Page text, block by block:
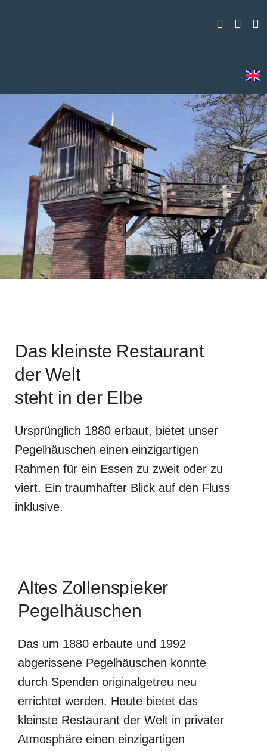
Das kleinste Restaurant
der Welt
steht in der Elbe
Ursprünglich 1880 erbaut, bietet unser
Pegelhäuschen einen einzigartigen
Rahmen für ein Essen zu zweit oder zu
viert. Ein traumhafter Blick auf den Fluss
inklusive.
Altes Zollenspieker
Pegelhäuschen
Das um 1880 erbaute und 1992
abgerissene Pegelhäuschen konnte
durch Spenden originalgetreu neu
errichtet werden. Heute bietet das
kleinste Restaurant der Welt in privater
Atmosphäre einen einzigartigen